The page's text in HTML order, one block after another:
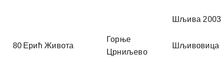
Шљива 2003
80 Ерић Живота
Горње
Црниљево
Шљивовица